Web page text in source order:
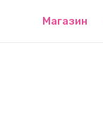
Магазин